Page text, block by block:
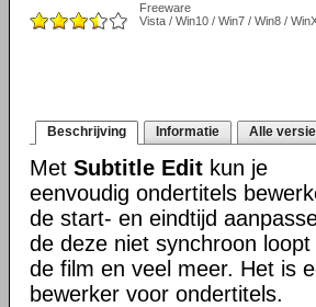
Freeware
Vista / Win10 / Win7 / Win8 /
Beschrijving Informatie Alle
Met Subtitle Edit kun je
eenvoudig ondertitels
de start- en eindtijd
de deze niet synchroon
de film en veel meer. Het is
bewerker voor ondertitels.